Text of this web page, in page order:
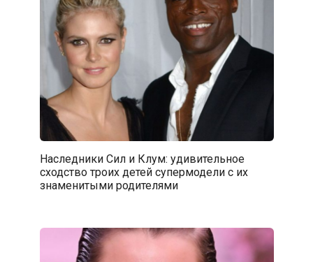
Наследники Сил и Клум: удивительное
сходство троих детей супермодели с их
знаменитыми родителями